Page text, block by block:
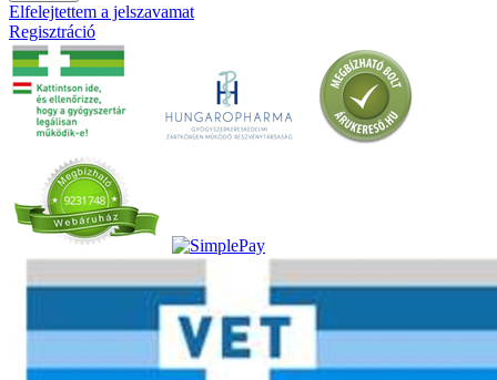
Elfelejtettem a jelszavamat
Regisztráció